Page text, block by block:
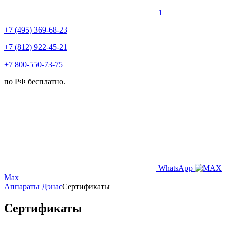
1
+7 (495) 369-68-23
+7 (812) 922-45-21
+7 800-550-73-75
по РФ бесплатно.
WhatsApp
Max
Аппараты ДэнасСертификаты
Сертификаты